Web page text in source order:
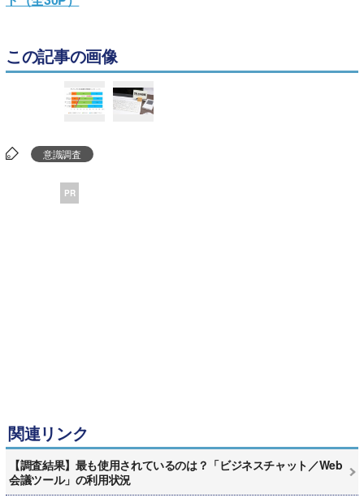
この記事の画像
意識調査
PR
関連リンク
【調査結果】最も使用されているのは？「ビジネスチャット／Web
会議ツール」の利用状況